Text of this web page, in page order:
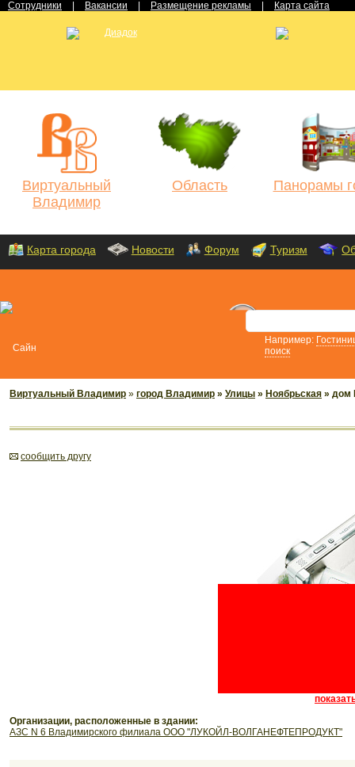
Сотрудники Вакансии Размещение рекламы Карта сайта
Виртуальный
Владимир
Область Панорамы
Карта города Новости Форум Туризм
Например:
поиск
Виртуальный Владимир » город Владимир » Улицы » Ноябрьская » дом
cообщить другу
Организации, расположенные в здании:
АЗС N 6 Владимирского филиала ООО "ЛУКОЙЛ-ВОЛГАНЕФТЕПРОДУКТ"